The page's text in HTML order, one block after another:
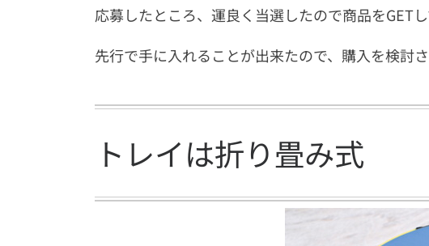
応募したところ、運良く当選したので商品をGETし
先行で手に入れることが出来たので、購入を検討
トレイは折り畳み式